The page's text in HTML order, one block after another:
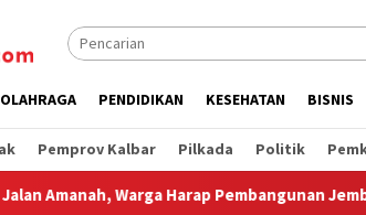
OLAHRAGA PENDIDIKAN KESEHATAN BISNIS
Pemprov Kalbar Pilkada Politik
Jembatan Penghubung Dusun